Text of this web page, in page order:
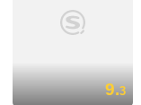
9.3